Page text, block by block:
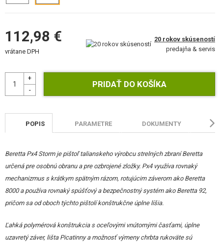
TERČE, STRELNICE
JEDLO
STAVEBNICE, MODELY
REKLAMNÉ PREDMETY
POŠKODENÝ, POUŽITÝ TOVAR
ZĽAVY, AKCIE
KONTAKT
112,98 €
vrátane DPH
20 rokov skúseností
predajňa & servis
POPIS PARAMETRE DOKUMENTY
Beretta Px4 Storm je pištoľ talianskeho výrobcu strelných zbraní Beretta
určená pre osobnú obranu a pre ozbrojené zložky. Px4 využíva rovnaký
mechanizmus s krátkym spätným rázom, rotujúcim záverom ako Beretta
8000 a používa rovnaký spúšťový a bezpečnostný systém ako Beretta 92,
pričom sa od oboch týchto pištolí konštrukčne úplne líšia.
Ľahká polymérová konštrukcia s oceľovými vnútornými časťami, úplne
uzavretý záver, lišta Picatinny a možnosť výmeny chrbta rukoväte sú